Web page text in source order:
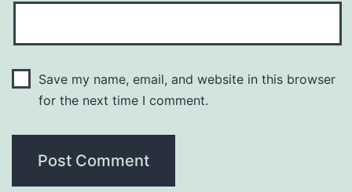
Save my name, email, and website in this browser
for the next time I comment.